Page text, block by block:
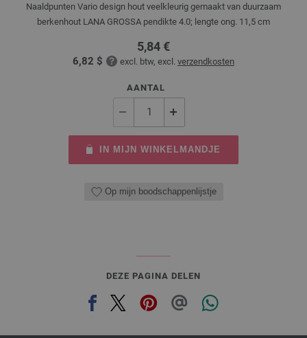
Naaldpunten Vario design hout veelkleurig gemaakt van duurzaam
berkenhout LANA GROSSA pendikte 4.0; lengte ong. 11,5 cm
5,84 €
6,82 $ excl. btw, excl. verzendkosten
AANTAL
IN MIJN WINKELMANDJE
Op mijn boodschappenlijstje
DEZE PAGINA DELEN